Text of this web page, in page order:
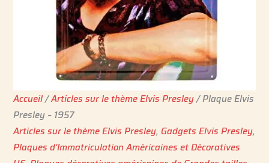
Accueil/Articles sur le thème Elvis Presley/ Plaque Elvis
Presley – 1957
Articles sur le thème Elvis Presley,Gadgets Elvis Presley,
Plaques d'Immatriculation Américaines et Décoratives